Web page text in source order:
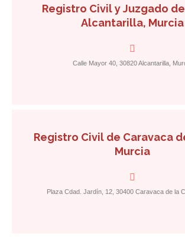
Registro Civil y Juzgado
Alcantarilla, Murcia
Calle Mayor 40, 30820 Alcantarilla,
Registro Civil de Caravaca
Murcia
Plaza Cdad. Jardín, 12, 30400 Caravaca de la